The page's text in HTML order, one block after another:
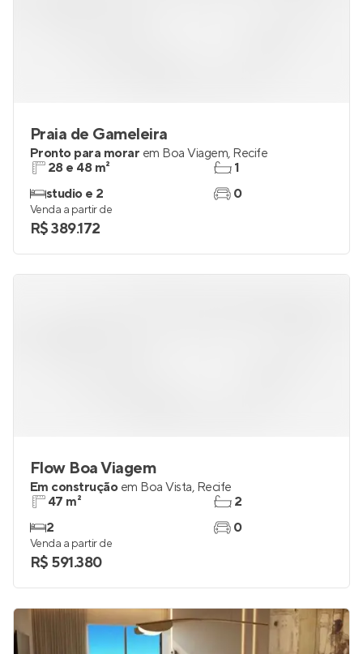
Praia de Gameleira
Pronto para morar em Boa Viagem, Recife
28 e 48 m²
studio e 2
1
0
Venda a partir de
R$ 389.172
Flow Boa Viagem
Em construção em Boa Vista, Recife
47 m²
2
2
0
Venda a partir de
R$ 591.380